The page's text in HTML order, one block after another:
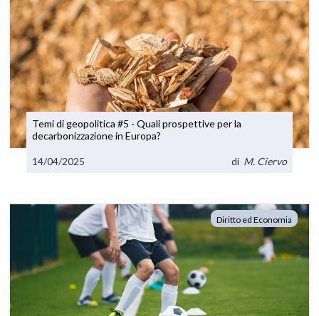
Temi di geopolitica #5 - Quali prospettive per la
decarbonizzazione in Europa?
14/04/2025 di M. Ciervo
Diritto ed Economia